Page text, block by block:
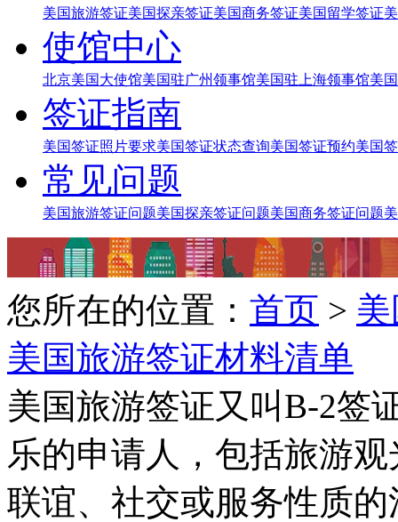
美国旅游签证美国探亲签证美国商务签证美国留学签证
使馆中心
北京美国大使馆美国驻广州领事馆美国驻上海领事馆美
签证指南
美国签证照片要求美国签证状态查询美国签证预约美国
常见问题
美国旅游签证问题美国探亲签证问题美国商务签证问题
您所在的位置： 首页 >
美国旅游签证材料清单
美国旅游签证又叫B-2签
乐的申请人，包括旅游
联谊、社交或服务性质